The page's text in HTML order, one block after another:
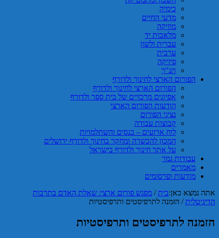
כימיה
מדעי החיים
מוזיקה
מלאכות יד
עברית ולשון
ערבית
פיזיקה
תנ"ך
הפורום הארצי לחינוך ולדורף
הפורום הארצי לחינוך ולדורף
אפיונים מרכזיים של בית ספר ולדורף
הודעות הפורום הארצי
נציגי הפורום
קבוצות עבודה
לוח ארועים – כנסים והשתלמויות
המכון להכשרה ומחקר בחינוך ולדורף ירושלים
על אתר חינוך ולדורף בישראל
עבודות גמר
מאמרים
מודעות ופרסומים
אתה נמצא כאן:בית / מפגש פורום ארצי: שאלת האדם בתרבות
הדיגיטלית / הזמנה לתרפיסטים ותרפיסטיות
הזמנה לתרפיסטים ותרפיסטיות